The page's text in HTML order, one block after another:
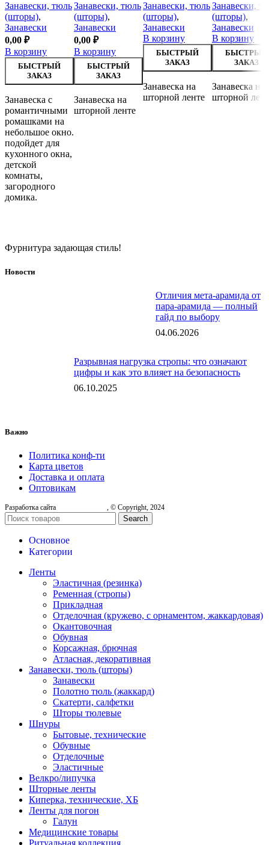
Занавески, тюль
(шторы),
Занавески
0,00 ₽
В корзину
БЫСТРЫЙ
ЗАКАЗ
Занавеска с
романтичными
ромашками на
небольшое окно.
подойдет для
кухонного окна,
детской
комнаты,
загородного
домика.
Занавески, тюль
(шторы),
Занавески
0,00 ₽
В корзину
БЫСТРЫЙ
ЗАКАЗ
Занавеска на
шторной ленте
Занавески, тюль
(шторы),
Занавески
В корзину
БЫСТРЫЙ
ЗАКАЗ
Занавеска на
шторной ленте
Занавески,
(шторы),
Занавески
В корзину
БЫСТРЫЙ
ЗАКАЗ
Занавеска на
шторной
Фурнитура задающая стиль!
Новости
Отличия мета-арамида от
пара-арамида — полный
гайд по выбору
04.06.2026
Разрывная нагрузка стропы: что означают
цифры и как это влияет на безопасность
06.10.2025
Важно
Политика конф-ти
Карта цветов
Доставка и оплата
Оптовикам
Разработка сайта , © Copyright, 2024
Search
Основное
Категории
Ленты
Эластичная (резинка)
Ременная (стропы)
Прикладная
Отделочная (кружево, с орнаментом, жаккардовая)
Окантовочная
Обувная
Корсажная, брючная
Атласная, декоративная
Занавески, тюль (шторы)
Занавески
Полотно тюль (жаккард)
Скатерти, салфетки
Шторы тюлевые
Шнуры
Бытовые, технические
Обувные
Отделочные
Эластичные
Велкро/липучка
Шторные ленты
Киперка, технические, ХБ
Ленты для погон
Галун
Медицинские товары